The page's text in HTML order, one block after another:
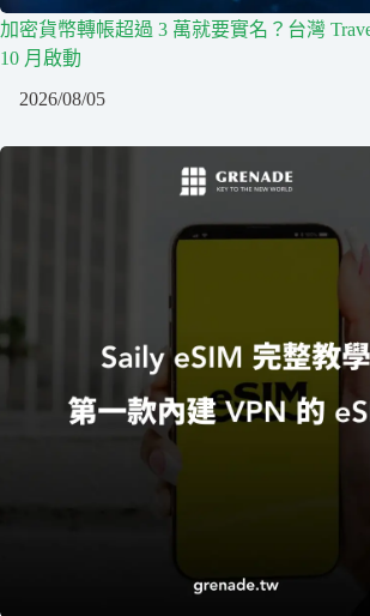
加密貨幣轉帳超過 3 萬就要實名？台灣
10 月啟動
2026/08/05